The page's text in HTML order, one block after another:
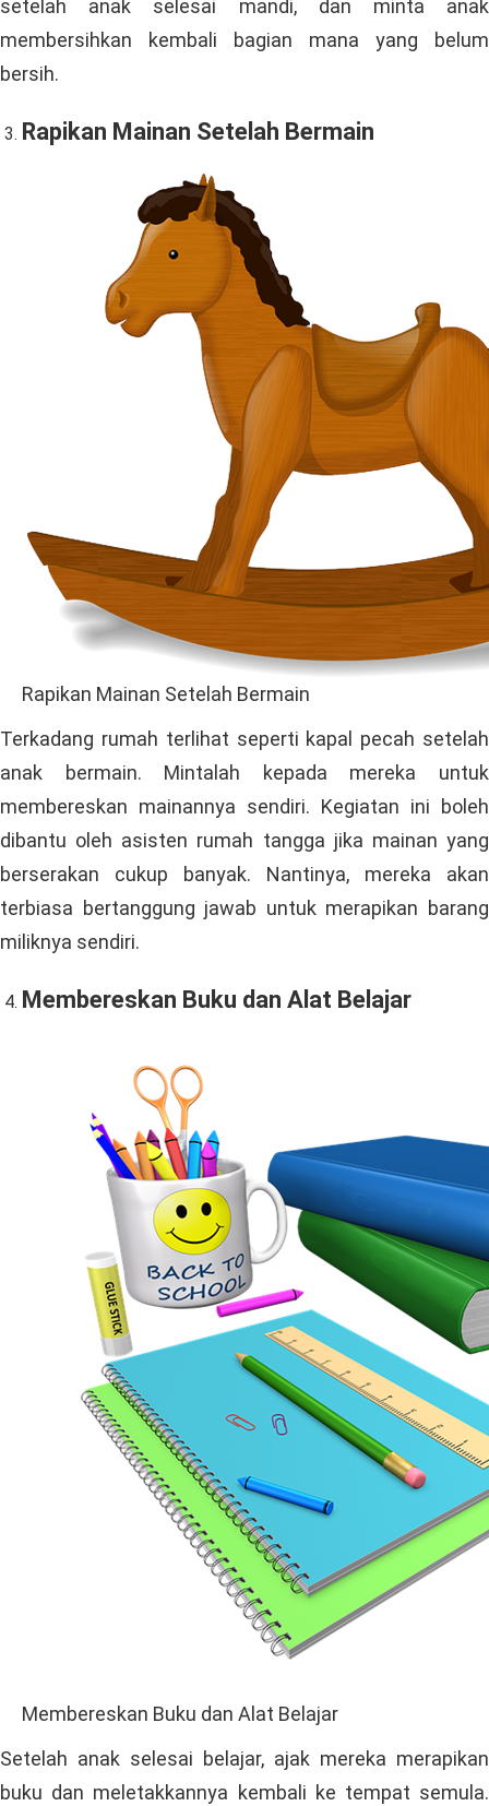
setelah anak selesai mandi, dan minta anak
membersihkan kembali bagian mana yang belum
bersih.
Rapikan Mainan Setelah Bermain
Rapikan Mainan Setelah Bermain
Terkadang rumah terlihat seperti kapal pecah setelah
anak bermain. Mintalah kepada mereka untuk
membereskan mainannya sendiri. Kegiatan ini boleh
dibantu oleh asisten rumah tangga jika mainan yang
berserakan cukup banyak. Nantinya, mereka akan
terbiasa bertanggung jawab untuk merapikan barang
miliknya sendiri.
Membereskan Buku dan Alat Belajar
Membereskan Buku dan Alat Belajar
Setelah anak selesai belajar, ajak mereka merapikan
buku dan meletakkannya kembali ke tempat semula.